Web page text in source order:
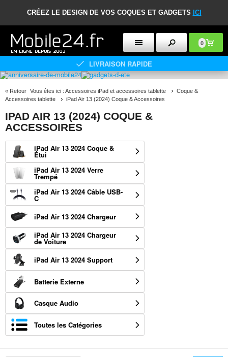
CRÉEZ LE DESIGN DE VOS COQUES ET GADGETS ICI
0
LIVRAISON RAPIDE
« Retour Vous êtes ici : Accessoires iPad et accessoires tablette
Coque &
Accessoires tablette
iPad Air 13 (2024) Coque & Accessoires
IPAD AIR 13 (2024) COQUE &
ACCESSOIRES
iPad Air 13 2024 Coque &
Étui
iPad Air 13 2024 Verre
Trempé
iPad Air 13 2024 Câble USB-
C
iPad Air 13 2024 Chargeur
iPad Air 13 2024 Chargeur
de Voiture
iPad Air 13 2024 Support
Batterie Externe
Casque Audio
Toutes les Catégories